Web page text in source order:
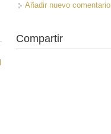
Añadir nuevo comentario
Compartir